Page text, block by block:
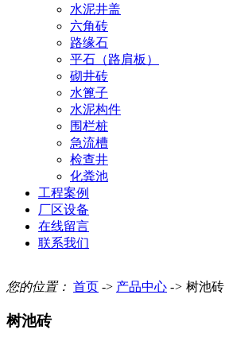
水泥井盖
六角砖
路缘石
平石（路肩板）
砌井砖
水篦子
水泥构件
围栏桩
急流槽
检查井
化粪池
工程案例
厂区设备
在线留言
联系我们
您的位置： 首页 -> 产品中心 -> 树池砖
树池砖